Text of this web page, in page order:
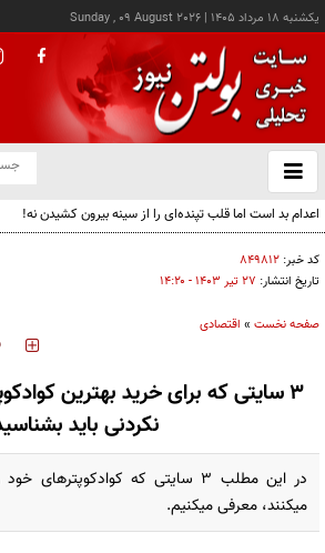
يکشنبه ۱۸ مرداد ۱۴۰۵ |
Sunday , 09 August 2026
باز
و
اعدام بد است اما قلب تپنده‌ای را از سینه بیرون کشیدن نه!
کد خبر: ۸۴۹۸۱۲
تاریخ انتشار: ۲۷ تير ۱۴۰۳ - ۱۴:۲۰
صفحه نخست » اقتصادی
3 سایتی که برای خرید بهترین
نکردنی باید
در این مطلب 3 سایتی که
میکنند، معرفی میکنیم.